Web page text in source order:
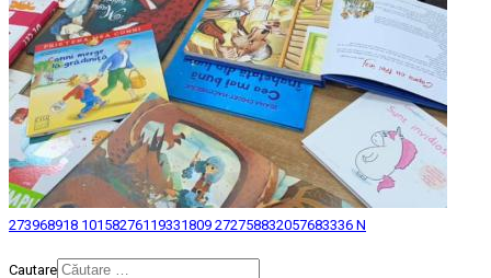
273968918 10158276119331809 272758832057683336 N
Cautare